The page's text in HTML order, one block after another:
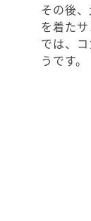
その後
を着た
では、
うです。